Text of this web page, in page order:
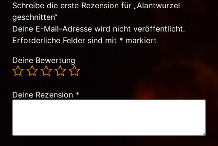
Schreibe die erste Rezension für „Alantwurzel
geschnitten“
Deine E-Mail-Adresse wird nicht veröffentlicht.
Erforderliche Felder sind mit * markiert
Deine Bewertung
Deine Rezension *